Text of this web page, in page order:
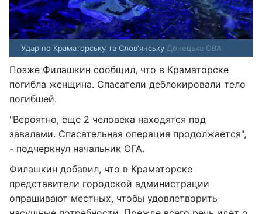
Удар по Краматорську та Слов'янську Донецька ОВА
Позже Филашкин сообщил, что в Краматорске
погибла женщина. Спасатели деблокировали тело
погибшей.
"Вероятно, еще 2 человека находятся под
завалами. Спасательная операция продолжается",
- подчеркнул начальник ОГА.
Филашкин добавил, что в Краматорске
представители городской администрации
опрашивают местных, чтобы удовлетворить